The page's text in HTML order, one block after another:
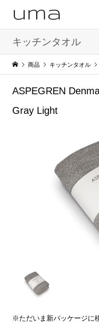
キッチンタオル
商品 キッチンタオル
ASPEGREN
Gray Light
※ただいま新パッケージに